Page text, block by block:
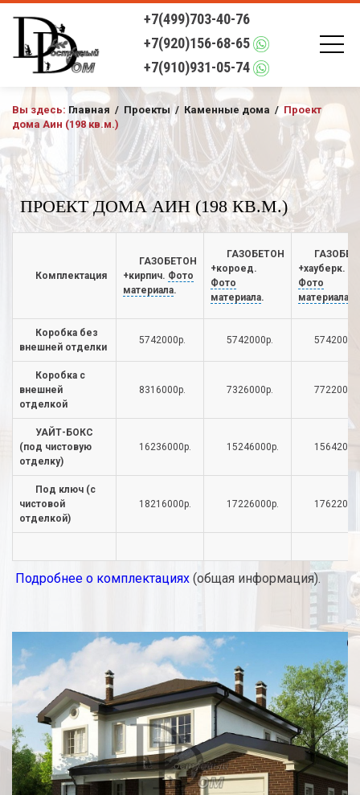
+7(499)703-40-76
+7(920)156-68-65
+7(910)931-05-74
Вы здесь: Главная / Проекты / Каменные дома / Проект
дома Аин (198 кв.м.)
ПРОЕКТ ДОМА АИН (198 КВ.М.)
Комплектация
ГАЗОБЕТОН
+кирпич. Фото
материала.
ГАЗОБЕТОН
+короед.
Фото
материала.
+хауберк.
Фото
материала
Коробка без
внешней отделки
5742000р. 5742000р. 5742000р.
Коробка с
внешней
отделкой
8316000р. 7326000р. 7722000р.
УАЙТ-БОКС
(под чистовую
отделку)
16236000р. 15246000р.
Под ключ (с
чистовой
отделкой)
18216000р. 17226000р.
Подробнее о комплектациях (общая информация).